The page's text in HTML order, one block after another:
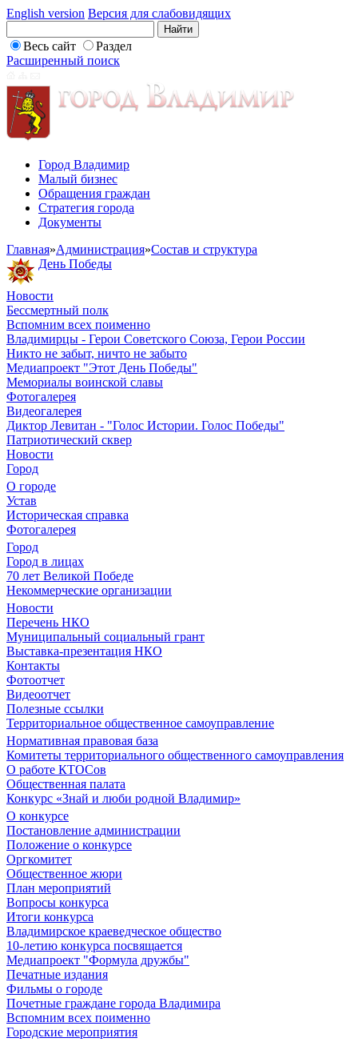
English version Версия для слабовидящих
Весь сайт
Раздел
Расширенный поиск
Город Владимир
Малый бизнес
Обращения граждан
Стратегия города
Документы
Главная»Администрация»Состав и структура
День Победы
Новости
Бессмертный полк
Вспомним всех поименно
Владимирцы - Герои Советского Союза, Герои России
Никто не забыт, ничто не забыто
Медиапроект "Этот День Победы"
Мемориалы воинской славы
Фотогалерея
Видеогалерея
Диктор Левитан - "Голос Истории. Голос Победы"
Патриотический сквер
Новости
Город
О городе
Устав
Историческая справка
Фотогалерея
Город
Город в лицах
70 лет Великой Победе
Некоммерческие организации
Новости
Перечень НКО
Муниципальный социальный грант
Выставка-презентация НКО
Контакты
Фотоотчет
Видеоотчет
Полезные ссылки
Территориальное общественное самоуправление
Нормативная правовая база
Комитеты территориального общественного самоуправления
О работе КТОСов
Общественная палата
Конкурс «Знай и люби родной Владимир»
О конкурсе
Постановление администрации
Положение о конкурсе
Оргкомитет
Общественное жюри
План мероприятий
Вопросы конкурса
Итоги конкурса
Владимирское краеведческое общество
10-летию конкурса посвящается
Медиапроект "Формула дружбы"
Печатные издания
Фильмы о городе
Почетные граждане города Владимира
Вспомним всех поименно
Городские мероприятия